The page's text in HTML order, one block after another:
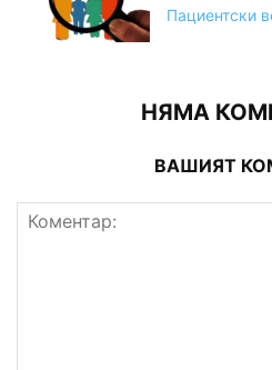
Пациентски
НЯМА
ВАШИЯТ